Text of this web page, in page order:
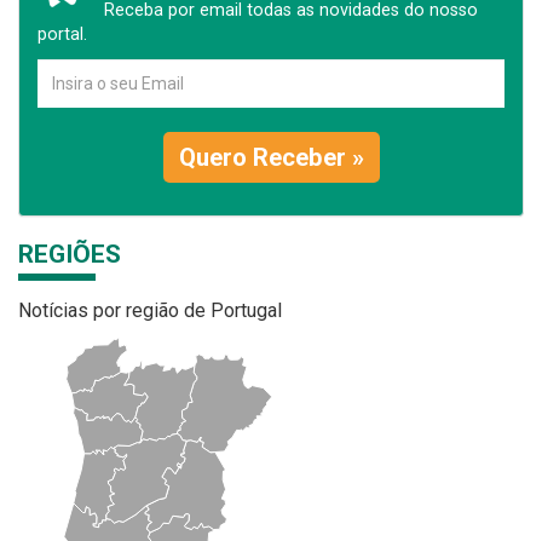
Receba por email todas as novidades do nosso
portal.
Quero Receber »
REGIÕES
Notícias por região de Portugal